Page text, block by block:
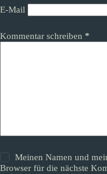
E-Mail
Kommentar schreiben *
Meinen Namen und
Browser für die nächste